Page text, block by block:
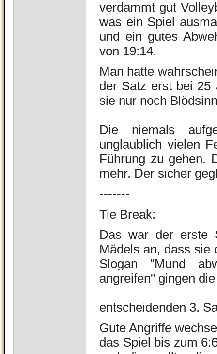
verdammt gut
was ein Spiel
und ein gutes
von 19:14.
Man hatte
der Satz erst bei 25
sie nur noch
Die niemals
unglaublich vielen
Führung zu gehen.
mehr. Der sicher
-------
Tie Break:
Das war der erste
Mädels an, dass sie
Slogan "Mund
angreifen" gingen
entscheidenden 3.
Gute Angriffe
das Spiel bis zum